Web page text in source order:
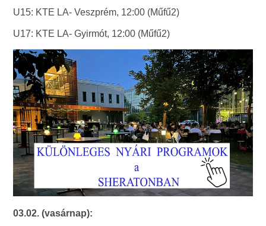
U15: KTE LA- Veszprém, 12:00 (Műfű2)
U17: KTE LA- Gyirmót, 12:00 (Műfű2)
03.02. (vasárnap):